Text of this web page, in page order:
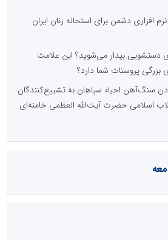
دشمن برای استحاله زنان ایران
دستشویی بیدار می‌شوید؟ این علامت
پروستات شما دارد؟
سنگ‌آهن احیاء سپاهان به تشییع‌کنندگان
اسلامی حضرت آیت‌الله العظمی خامنه‌ای